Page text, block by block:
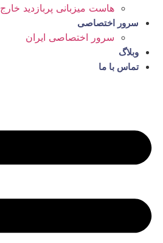
هاست میزبانی پربازدید خارج
سرور اختصاصی
سرور اختصاصی ایران
وبلاگ
تماس با ما